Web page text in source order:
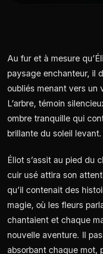
Au fur et à mesure
paysage enchanteur, il
oubliés menant vers un
L’arbre, témoin
ombre tranquille qui
brillante du soleil levant.
Éliot s’assit au pied du
cuir usé attira son
qu’il contenait des
magie, où les fleurs
chantaient et chaque
nouvelle aventure. Il
absorbant chaque mot,